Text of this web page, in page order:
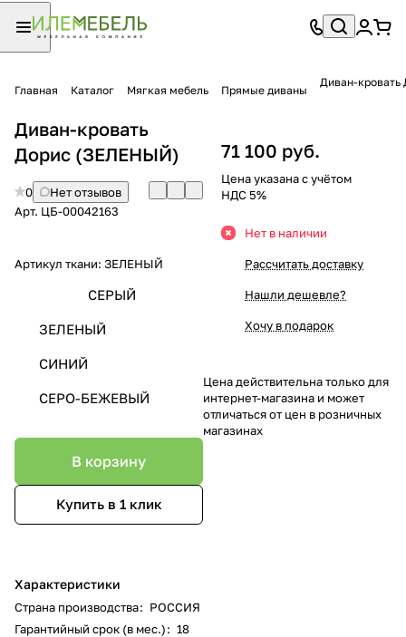
Главная Каталог Мягкая мебель Прямые диваны
Диван-кровать
Диван-кровать
Дорис (ЗЕЛЕНЫЙ)
0
Нет отзывов
Арт. ЦБ-00042163
Артикул ткани: ЗЕЛЕНЫЙ
СЕРЫЙ
ЗЕЛЕНЫЙ
СИНИЙ
СЕРО-БЕЖЕВЫЙ
В корзину
Купить в 1 клик
Характеристики
Страна производства: РОССИЯ
Гарантийный срок (в мес.): 18
71 100 руб.
Цена указана с учётом
НДС 5%
Нет в наличии
Рассчитать доставку
Нашли дешевле?
Хочу в подарок
Цена действительна только для
интернет-магазина и может
отличаться от цен в розничных
магазинах